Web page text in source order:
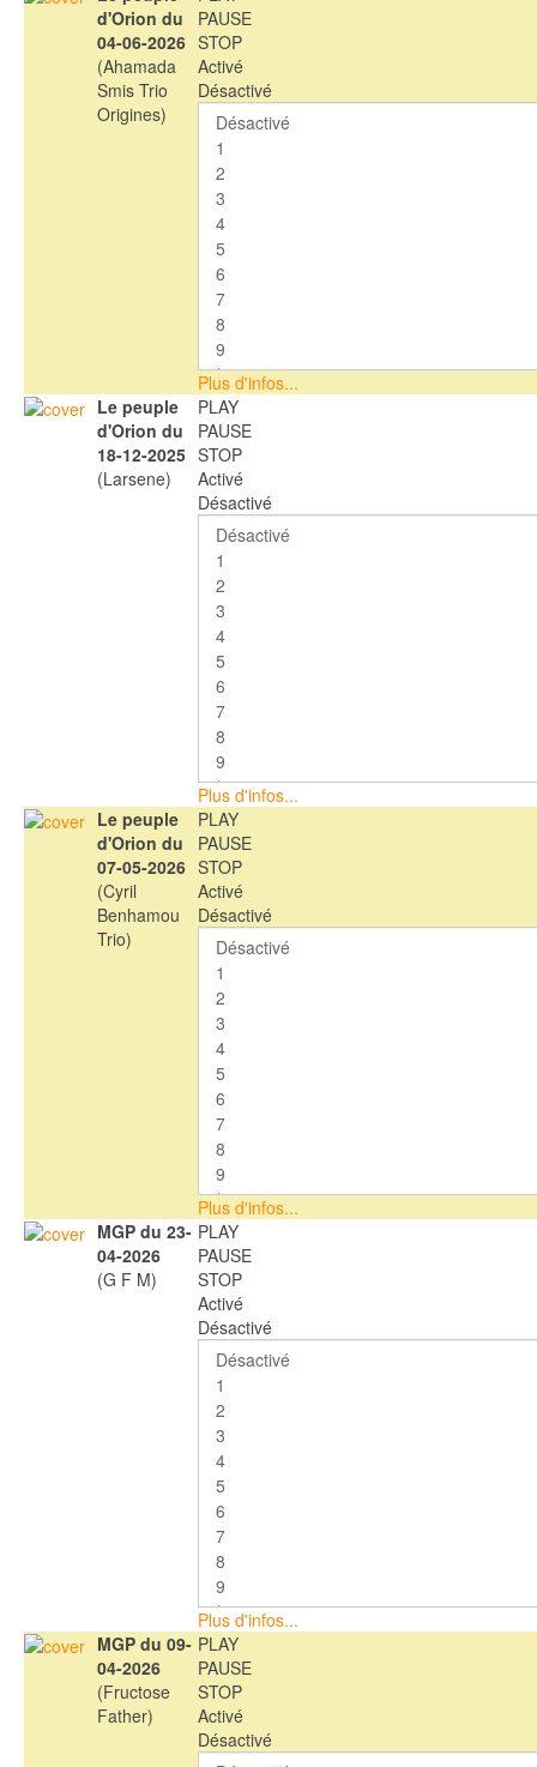
d'Orion du
04-06-2026
(Ahamada
Smis Trio
Origines)
PAUSE
STOP
Activé
Désactivé
Plus d'infos...
Le peuple
d'Orion du
18-12-2025
(Larsene)
PLAY
PAUSE
STOP
Activé
Désactivé
Plus d'infos...
Le peuple
d'Orion du
07-05-2026
(Cyril
Benhamou
Trio)
PLAY
PAUSE
STOP
Activé
Désactivé
Plus d'infos...
MGP du 23-
04-2026
(G F M)
PLAY
PAUSE
STOP
Activé
Désactivé
Plus d'infos...
MGP du 09-
04-2026
(Fructose
Father)
PLAY
PAUSE
STOP
Activé
Désactivé